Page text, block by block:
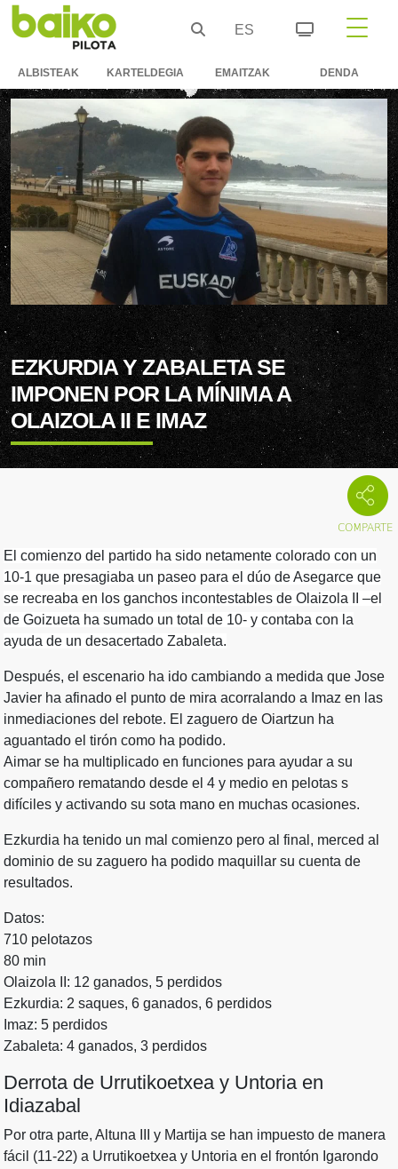
ES
ALBISTEAK KARTELDEGIA EMAITZAK DENDA
EZKURDIA Y ZABALETA SE
IMPONEN POR LA MÍNIMA A
OLAIZOLA II E IMAZ
El comienzo del partido ha sido netamente colorado con un
10-1 que presagiaba un paseo para el dúo de Asegarce que
se recreaba en los ganchos incontestables de Olaizola II –el
de Goizueta ha sumado un total de 10- y contaba con la
ayuda de un desacertado Zabaleta.
Después, el escenario ha ido cambiando a medida que Jose
Javier ha afinado el punto de mira acorralando a Imaz en las
inmediaciones del rebote. El zaguero de Oiartzun ha
aguantado el tirón como ha podido.
Aimar se ha multiplicado en funciones para ayudar a su
compañero rematando desde el 4 y medio en pelotas s
difíciles y activando su sota mano en muchas ocasiones.
Ezkurdia ha tenido un mal comienzo pero al final, merced al
dominio de su zaguero ha podido maquillar su cuenta de
resultados.
Datos:
710 pelotazos
80 min
Olaizola II: 12 ganados, 5 perdidos
Ezkurdia: 2 saques, 6 ganados, 6 perdidos
Imaz: 5 perdidos
Zabaleta: 4 ganados, 3 perdidos
Derrota de Urrutikoetxea y Untoria en
Idiazabal
Por otra parte, Altuna III y Martija se han impuesto de manera
fácil (11-22) a Urrutikoetxea y Untoria en el frontón Igarondo